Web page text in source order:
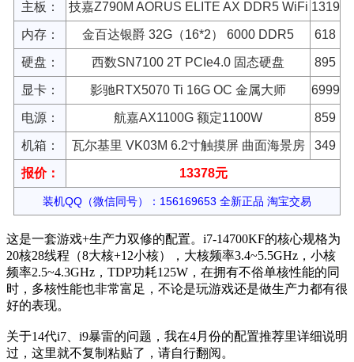
主板： 技嘉Z790M AORUS ELITE AX DDR5 WiFi 1319
内存： 金百达银爵 32G（16*2） 6000 DDR5 618
硬盘： 西数SN7100 2T PCIe4.0 固态硬盘 895
显卡： 影驰RTX5070 Ti 16G OC 金属大师 6999
电源： 航嘉AX1100G 额定1100W 859
机箱： 瓦尔基里 VK03M 6.2寸触摸屏 曲面海景房 349
报价： 13378元
装机QQ（微信同号）：156169653 全新正品 淘宝交易
这是一套游戏+生产力双修的配置。i7-14700KF的核心规格为
20核28线程（8大核+12小核），大核频率3.4~5.5GHz，小核
频率2.5~4.3GHz，TDP功耗125W，在拥有不俗单核性能的同
时，多核性能也非常富足，不论是玩游戏还是做生产力都有很
好的表现。
关于14代i7、i9暴雷的问题，我在4月份的配置推荐里详细说明
过，这里就不复制粘贴了，请自行翻阅。